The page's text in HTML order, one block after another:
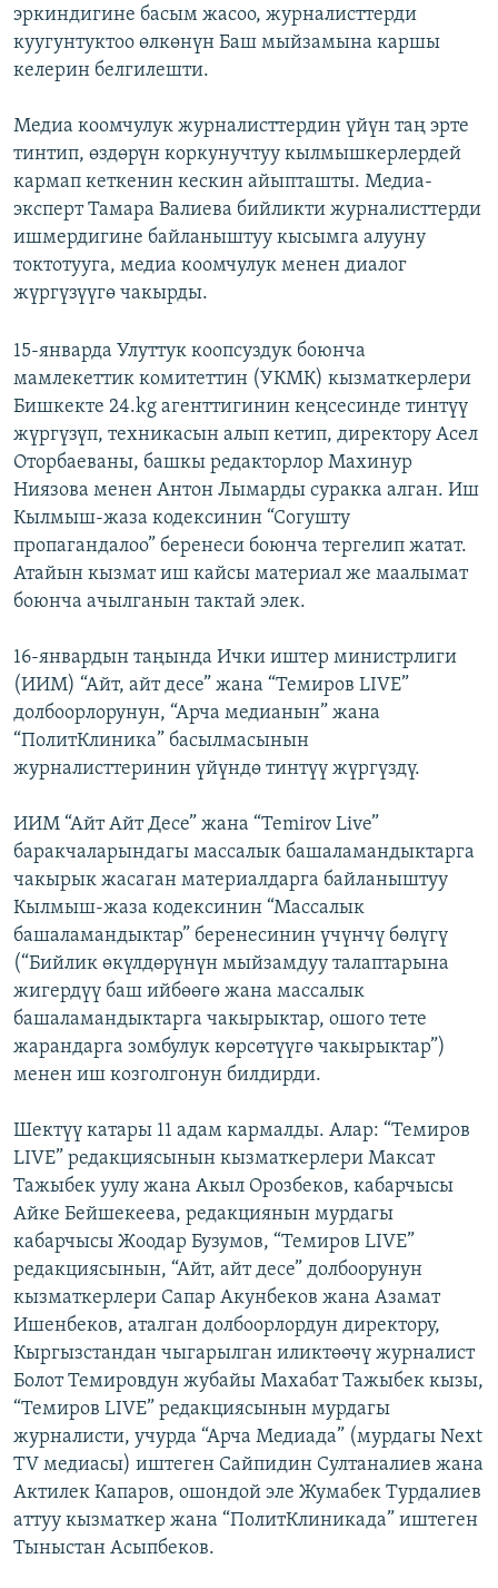
эркиндигине басым жасоо, журналисттерди
куугунтуктоо өлкөнүн Баш мыйзамына каршы
келерин белгилешти.
Медиа коомчулук журналисттердин үйүн таң эрте
тинтип, өздөрүн коркунучтуу кылмышкерлердей
кармап кеткенин кескин айыпташты. Медиа-
эксперт Тамара Валиева бийликти журналисттерди
ишмердигине байланыштуу кысымга алууну
токтотууга, медиа коомчулук менен диалог
жүргүзүүгө чакырды.
15-январда Улуттук коопсуздук боюнча
мамлекеттик комитеттин (УКМК) кызматкерлери
Бишкекте 24.kg агенттигинин кеңсесинде тинтүү
жүргүзүп, техникасын алып кетип, директору Асел
Оторбаеваны, башкы редакторлор Махинур
Ниязова менен Антон Лымарды суракка алган. Иш
Кылмыш-жаза кодексинин “Согушту
пропагандалоо” беренеси боюнча тергелип жатат.
Атайын кызмат иш кайсы материал же маалымат
боюнча ачылганын тактай элек.
16-январдын таңында Ички иштер министрлиги
(ИИМ) “Айт, айт десе” жана “Темиров LIVE”
долбоорлорунун, “Арча медианын” жана
“ПолитКлиника” басылмасынын
журналисттеринин үйүндө тинтүү жүргүздү.
ИИМ “Айт Айт Десе” жана “Temirov Live”
баракчаларындагы массалык башаламандыктарга
чакырык жасаган материалдарга байланыштуу
Кылмыш-жаза кодексинин “Массалык
башаламандыктар” беренесинин үчүнчү бөлүгү
(“Бийлик өкүлдөрүнүн мыйзамдуу талаптарына
жигердүү баш ийбөөгө жана массалык
башаламандыктарга чакырыктар, ошого тете
жарандарга зомбулук көрсөтүүгө чакырыктар”)
менен иш козголгонун билдирди.
Шектүү катары 11 адам кармалды. Алар: “Темиров
LIVE” редакциясынын кызматкерлери Максат
Тажыбек уулу жана Акыл Орозбеков, кабарчысы
Айке Бейшекеева, редакциянын мурдагы
кабарчысы Жоодар Бузумов, “Темиров LIVE”
редакциясынын, “Айт, айт десе” долбоорунун
кызматкерлери Сапар Акунбеков жана Азамат
Ишенбеков, аталган долбоорлордун директору,
Кыргызстандан чыгарылган иликтөөчү журналист
Болот Темировдун жубайы Махабат Тажыбек кызы,
“Темиров LIVE” редакциясынын мурдагы
журналисти, учурда “Арча Медиада” (мурдагы Next
TV медиасы) иштеген Сайпидин Султаналиев жана
Актилек Капаров, ошондой эле Жумабек Турдалиев
аттуу кызматкер жана “ПолитКлиникада” иштеген
Тыныстан Асыпбеков.